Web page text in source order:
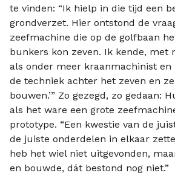
te vinden: “Ik hielp in die tijd een
grondverzet. Hier ontstond de
zeefmachine die op de golfbaan
bunkers kon zeven. Ik kende, met
als onder meer kraanmachinist
de techniek achter het zeven en
bouwen.’” Zo gezegd, zo gedaan:
als het ware een grote
prototype. “Een kwestie van de
de juiste onderdelen in elkaar
heb het wiel niet uitgevonden,
en bouwde, dát bestond nog niet.”